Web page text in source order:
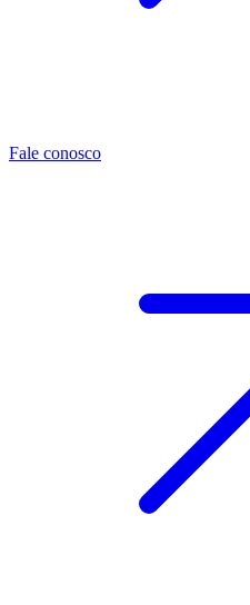
Fale conosco